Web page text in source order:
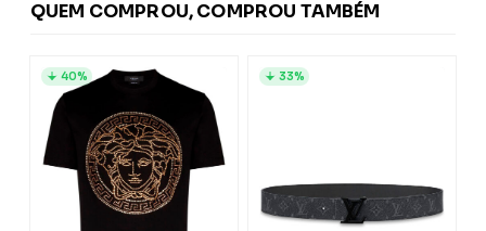
QUEM COMPROU, COMPROU TAMBÉM
40% 33%